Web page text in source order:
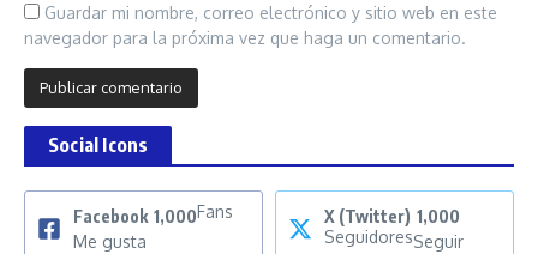
Guardar mi nombre, correo electrónico y sitio web en este
navegador para la próxima vez que haga un comentario.
Social Icons
Facebook 1,000Fans
Me gusta
X (Twitter) 1,000
SeguidoresSeguir